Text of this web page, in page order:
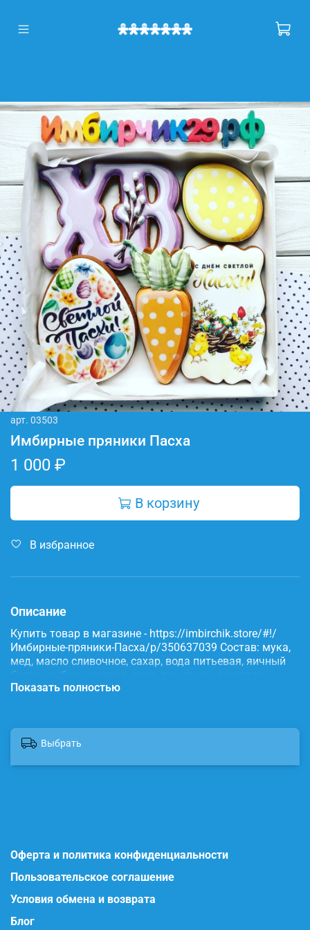
арт. 03503
Имбирные пряники Пасха
1 000 ₽
В корзину
В избранное
Описание
Купить товар в магазине - https://imbirchik.store/#!/
Имбирные-пряники-Пасха/p/350637039 Состав: мука,
мед, масло сливочное, сахар, вода питьевая, яичный
белок, имбирь, корица, сода, пищевые красители.
Показать полностью
Выбрать
Оферта и политика конфиденциальности
Пользовательское соглашение
Условия обмена и возврата
Блог